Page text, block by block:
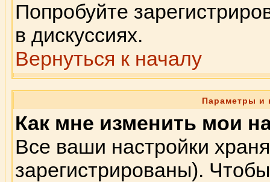
Попробуйте
в дискуссиях.
Вернуться к началу
Параметры и
Как мне изменить мои
Все ваши настройки
зарегистрированы).